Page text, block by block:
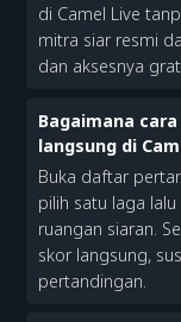
di Camel Live
mitra siar resmi
dan aksesnya
Bagaimana
langsung di
Buka daftar
pilih satu laga
ruangan siaran.
skor langsung,
pertandingan.